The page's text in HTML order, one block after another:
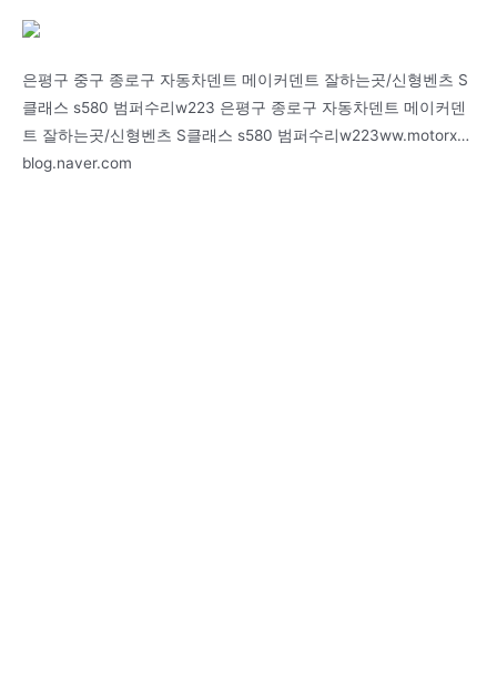
은평구 중구 종로구 자동차덴트 메이커덴트 잘하는곳/신형벤츠 S
클래스 s580 범퍼수리w223 은평구 종로구 자동차덴트 메이커덴
트 잘하는곳/신형벤츠 S클래스 s580 범퍼수리w223ww.motorx…
blog.naver.com